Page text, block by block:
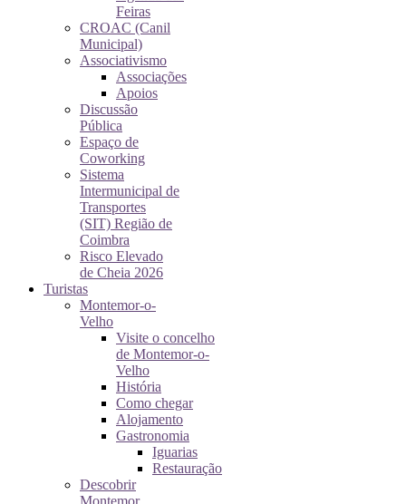
Feiras
CROAC (Canil
Municipal)
Associativismo
Associações
Apoios
Discussão
Pública
Espaço de
Coworking
Sistema
Intermunicipal de
Transportes
(SIT) Região de
Coimbra
Risco Elevado
de Cheia 2026
Turistas
Montemor-o-
Velho
Visite o concelho
de Montemor-o-
Velho
História
Como chegar
Alojamento
Gastronomia
Iguarias
Restauração
Descobrir
Montemor